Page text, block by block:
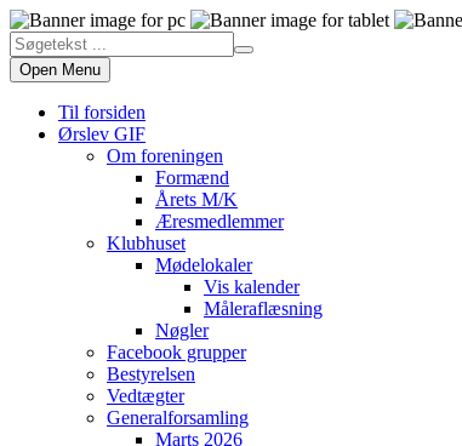
Open Menu
Til forsiden
Ørslev GIF
Om foreningen
Formænd
Årets M/K
Æresmedlemmer
Klubhuset
Mødelokaler
Vis kalender
Måleraflæsning
Nøgler
Facebook grupper
Bestyrelsen
Vedtægter
Generalforsamling
Marts 2026